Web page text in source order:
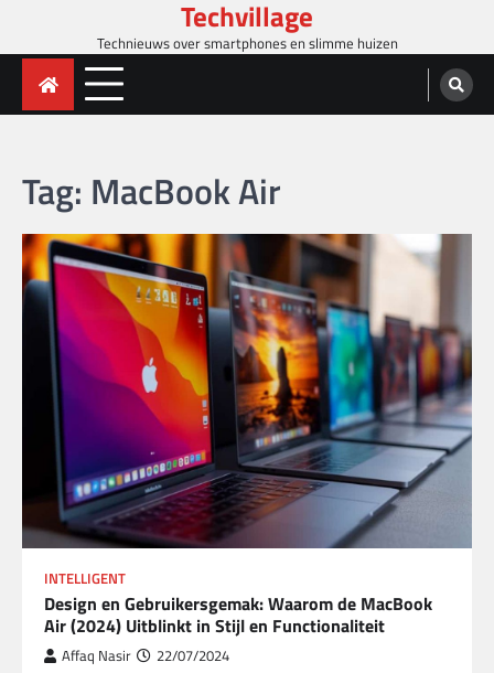
content
Techvillage
Technieuws over smartphones en slimme huizen
Tag: MacBook Air
INTELLIGENT
Design en Gebruikersgemak: Waarom de MacBook
Air (2024) Uitblinkt in Stijl en Functionaliteit
Affaq Nasir 22/07/2024